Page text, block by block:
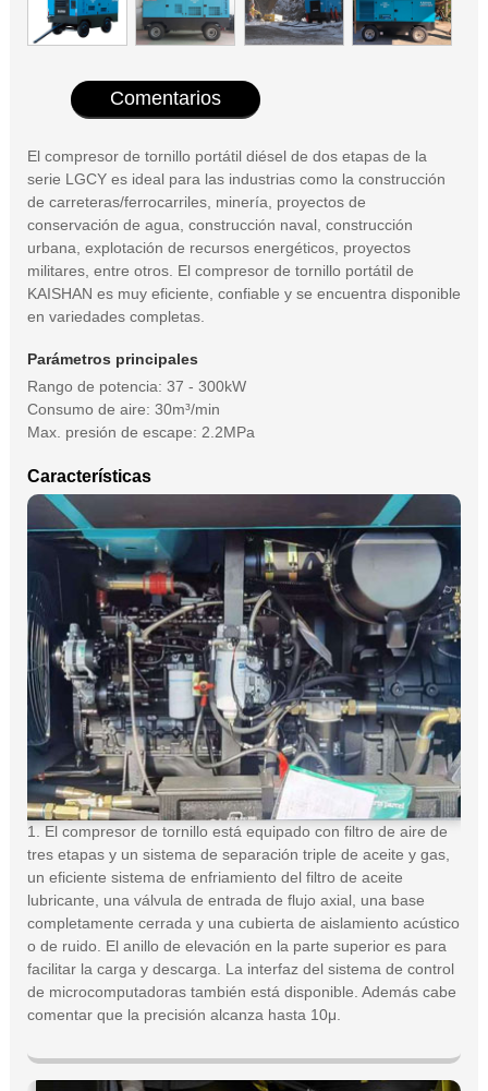
Comentarios
El compresor de tornillo portátil diésel de dos etapas de la
serie LGCY es ideal para las industrias como la construcción
de carreteras/ferrocarriles, minería, proyectos de
conservación de agua, construcción naval, construcción
urbana, explotación de recursos energéticos, proyectos
militares, entre otros. El compresor de tornillo portátil de
KAISHAN es muy eficiente, confiable y se encuentra disponible
en variedades completas.
Parámetros principales
Rango de potencia: 37 - 300kW
Consumo de aire: 30m³/min
Max. presión de escape: 2.2MPa
Características
1. El compresor de tornillo está equipado con filtro de aire de
tres etapas y un sistema de separación triple de aceite y gas,
un eficiente sistema de enfriamiento del filtro de aceite
lubricante, una válvula de entrada de flujo axial, una base
completamente cerrada y una cubierta de aislamiento acústico
o de ruido. El anillo de elevación en la parte superior es para
facilitar la carga y descarga. La interfaz del sistema de control
de microcomputadoras también está disponible. Además cabe
comentar que la precisión alcanza hasta 10μ.